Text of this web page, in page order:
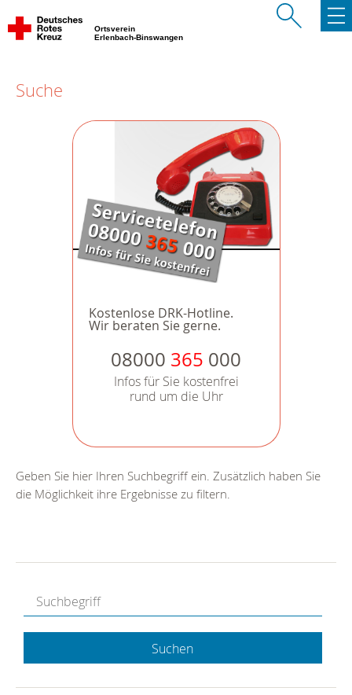
Ortsverein
Erlenbach-Binswangen
Suche
Kostenlose DRK-Hotline.
Wir beraten Sie gerne.
08000 365 000
Infos für Sie kostenfrei
rund um die Uhr
Geben Sie hier Ihren Suchbegriff ein. Zusätzlich haben Sie
die Möglichkeit ihre Ergebnisse zu filtern.
Suchen